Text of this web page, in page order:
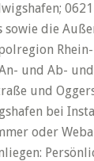
die
und Ab-
und
bei
oder